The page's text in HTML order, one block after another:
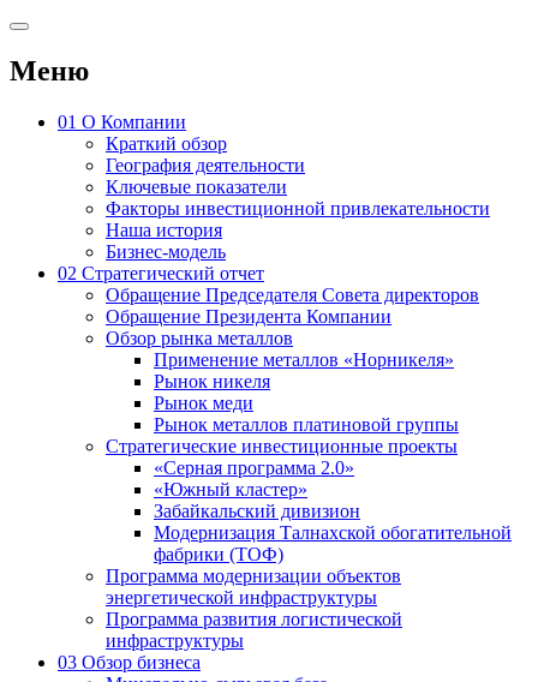
Меню
01 О Компании
Краткий обзор
География деятельности
Ключевые показатели
Факторы инвестиционной привлекательности
Наша история
Бизнес-модель
02 Стратегический отчет
Обращение Председателя Совета директоров
Обращение Президента Компании
Обзор рынка металлов
Применение металлов «Норникеля»
Рынок никеля
Рынок меди
Рынок металлов платиновой группы
Стратегические инвестиционные проекты
«Серная программа 2.0»
«Южный кластер»
Забайкальский дивизион
Модернизация Талнахской обогатительной
фабрики (ТОФ)
Программа модернизации объектов
энергетической инфраструктуры
Программа развития логистической
инфраструктуры
03 Обзор бизнеса